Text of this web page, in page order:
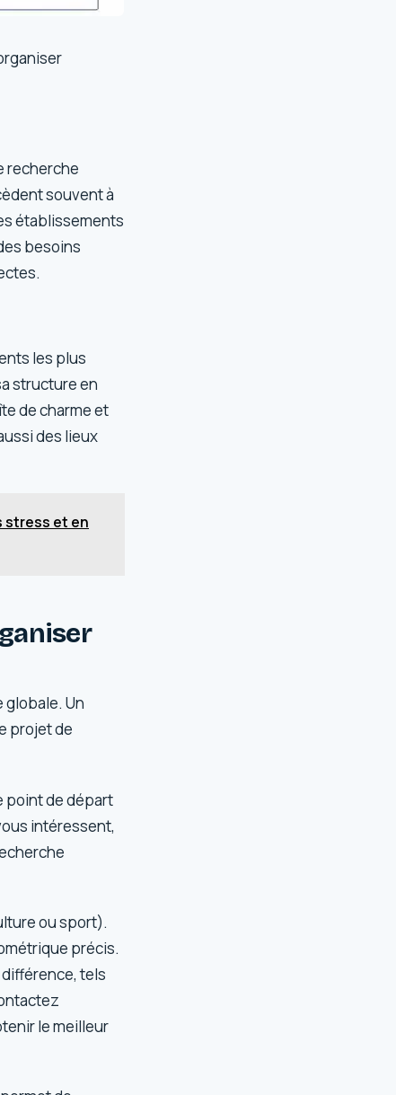
recherche
souvent à
établissements
besoins
les plus
structure en
de charme et
des lieux
stress et en
globale. Un
projet de
point de départ
intéressent,
ou sport).
précis.
tels
le meilleur